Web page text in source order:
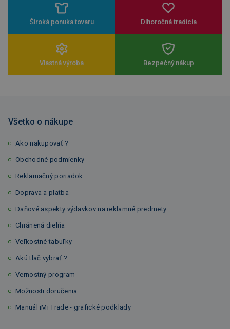
Široká ponuka tovaru Dlhoročná tradícia
Vlastná výroba Bezpečný nákup
Všetko o nákupe
Ako nakupovať ?
Obchodné podmienky
Reklamačný poriadok
Doprava a platba
Daňové aspekty výdavkov na reklamné predmety
Chránená dielňa
Veľkostné tabuľky
Akú tlač vybrať ?
Vernostný program
Možnosti doručenia
Manuál iMi Trade - grafické podklady